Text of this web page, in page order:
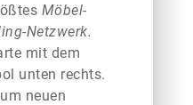
Möbel-
Netzwerk.
mit dem
unten rechts.
neuen